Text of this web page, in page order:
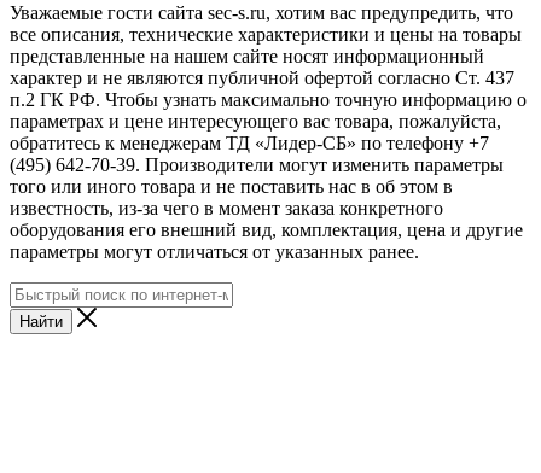
Уважаемые гости сайта sec-s.ru, хотим вас предупредить, что
все описания, технические характеристики и цены на товары
представленные на нашем сайте носят информационный
характер и не являются публичной офертой согласно Ст. 437
п.2 ГК РФ. Чтобы узнать максимально точную информацию о
параметрах и цене интересующего вас товара, пожалуйста,
обратитесь к менеджерам ТД «Лидер-СБ» по телефону +7
(495) 642-70-39. Производители могут изменить параметры
того или иного товара и не поставить нас в об этом в
известность, из-за чего в момент заказа конкретного
оборудования его внешний вид, комплектация, цена и другие
параметры могут отличаться от указанных ранее.
Найти